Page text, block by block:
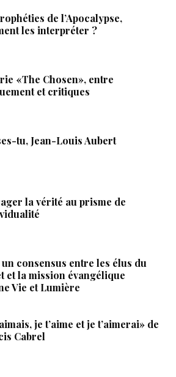
de l’Apocalypse,
les interpréter ?
«The Chosen», entre
et critiques
tu, Jean-Louis Aubert
la vérité au prisme de
consensus entre les élus du
et la mission évangélique
Vie et Lumière
je t’aime et je t’aimerai» de
Cabrel